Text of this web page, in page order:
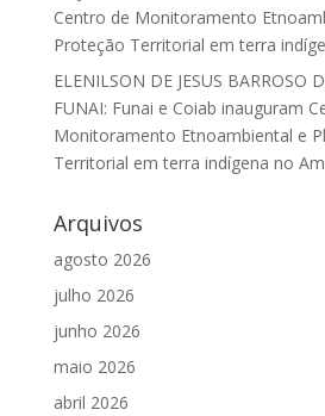
Centro de Monitoramento
Proteção Territorial em terra
ELENILSON DE JESUS BARROSO
FUNAI: Funai e Coiab inauguram
Monitoramento Etnoambiental e
Territorial em terra indígena no
Arquivos
agosto 2026
julho 2026
junho 2026
maio 2026
abril 2026